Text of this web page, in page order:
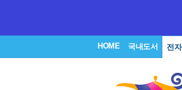
HOME 국내도서 전